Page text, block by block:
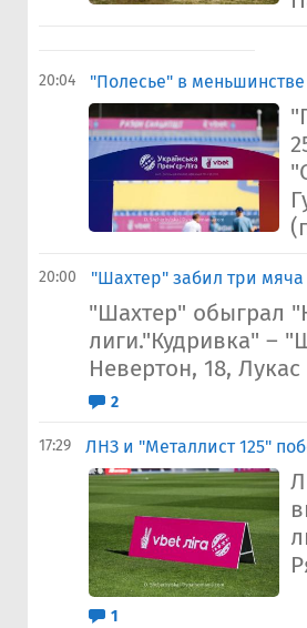
20:04 "Полесье" в
20:00 "Шахтер" забил три
"Шахтер" обыграл
лиги."Кудривка" –
Невертон, 18,
2
17:29 ЛНЗ и "Металлист 125"
1